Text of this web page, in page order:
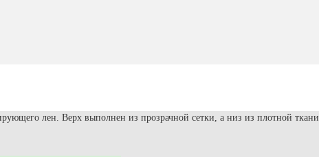
лен. Верх выполнен из прозрачной сетки, а низ из плотной ткани.